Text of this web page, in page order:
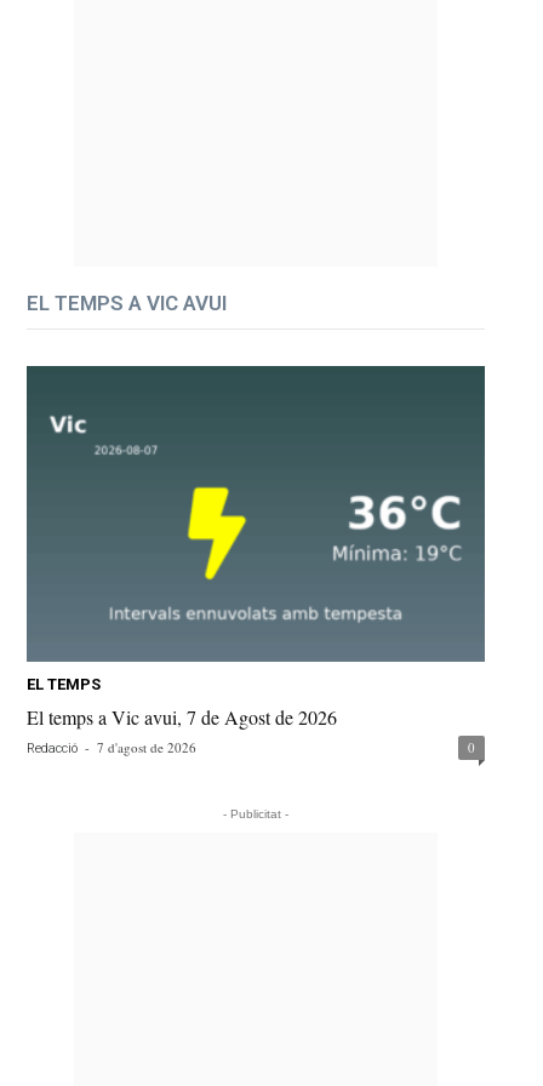
EL TEMPS A VIC AVUI
EL TEMPS
El temps a Vic avui, 7 de Agost de 2026
Redacció - 7 d'agost de 2026 0
- Publicitat -